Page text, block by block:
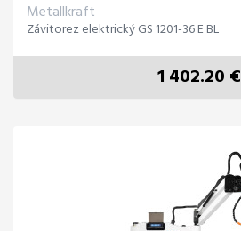
Metallkraft
Závitorez elektrický GS 1201-36 E BL
1 402.20 €